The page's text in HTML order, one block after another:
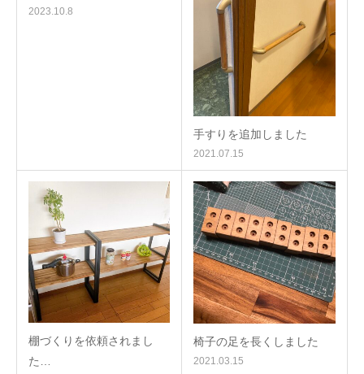
2023.10.8
手すりを追加しました
2021.07.15
棚づくりを依頼されまし
た…
椅子の足を長くしました
2021.03.15